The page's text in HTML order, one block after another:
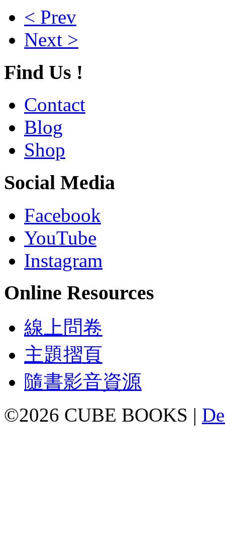
< Prev
Next >
Find Us !
Contact
Blog
Shop
Social Media
Facebook
YouTube
Instagram
Online Resources
線上問卷
主題摺頁
隨書影音資源
©2026 CUBE BOOKS |